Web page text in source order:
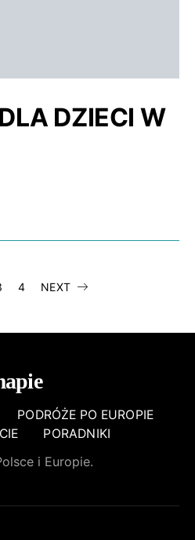
DZIECI W
4 NEXT
PODRÓŻE PO EUROPIE
PORADNIKI
i Europie.